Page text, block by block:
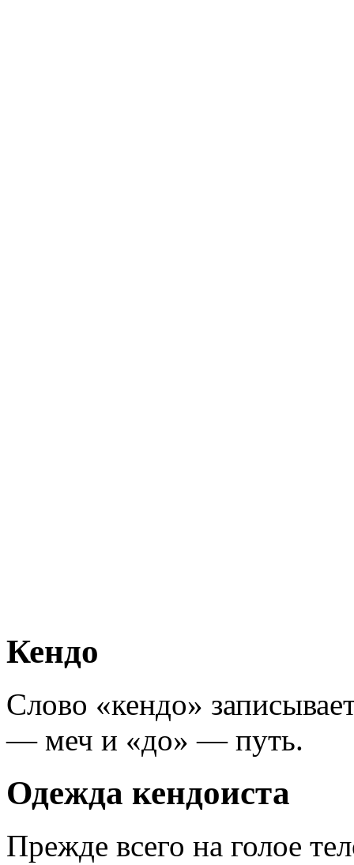
Кендо
Слово «кендо»
— меч и «до» — путь.
Одежда кендоиста
Прежде всего на голое